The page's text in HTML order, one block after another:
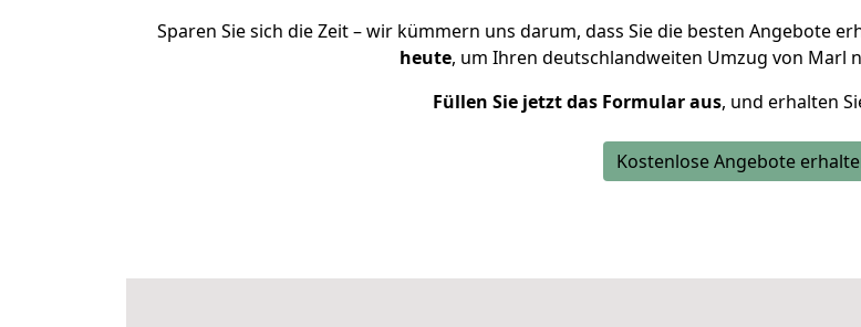
Sparen Sie sich die Zeit – wir kümmern uns darum, dass Sie die besten Angebote
heute, um Ihren deutschlandweiten Umzug von Marl
Füllen Sie jetzt das Formular aus, und erhalten
Kostenlose Angebote